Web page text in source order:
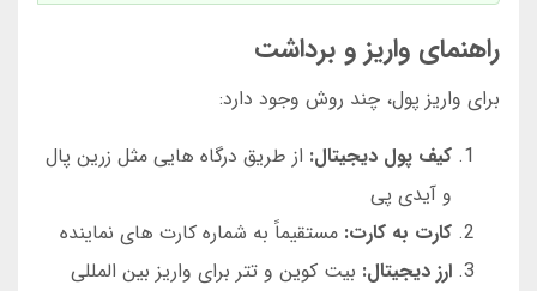
راهنمای واریز و برداشت
برای واریز پول، چند روش وجود دارد:
کیف پول دیجیتال: از طریق درگاه هایی مثل زرین پال
و آیدی پی
کارت به کارت: مستقیماً به شماره کارت های نماینده
ارز دیجیتال: بیت کوین و تتر برای واریز بین المللی